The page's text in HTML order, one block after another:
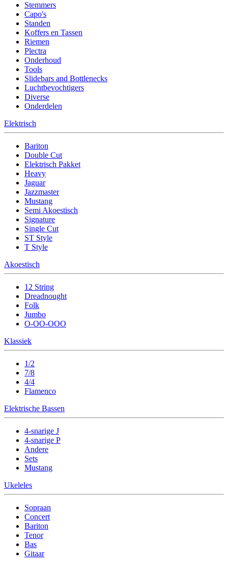
Stemmers
Capo's
Standen
Koffers en Tassen
Riemen
Plectra
Onderhoud
Tools
Slidebars and Bottlenecks
Luchtbevochtigers
Diverse
Onderdelen
Elektrisch
Bariton
Double Cut
Elektrisch Pakket
Heavy
Jaguar
Jazzmaster
Mustang
Semi Akoestisch
Signature
Single Cut
ST Style
T Style
Akoestisch
12 String
Dreadnought
Folk
Jumbo
O-OO-OOO
Klassiek
1/2
7/8
4/4
Flamenco
Elektrische Bassen
4-snarige J
4-snarige P
Andere
Sets
Mustang
Ukeleles
Sopraan
Concert
Bariton
Tenor
Bas
Gitaar